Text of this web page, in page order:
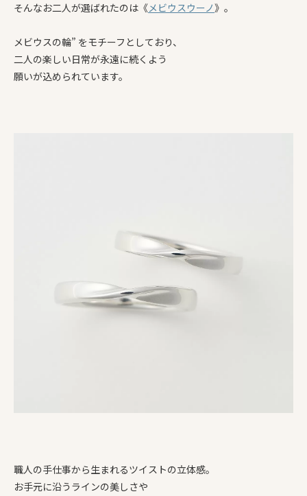
そんなお二人が選ばれたのは《メビウスウーノ》。
メビウスの輪” をモチーフとしており、
二人の楽しい日常が永遠に続くよう
願いが込められています。
職人の手仕事から生まれるツイストの立体感。
お手元に沿うラインの美しさや